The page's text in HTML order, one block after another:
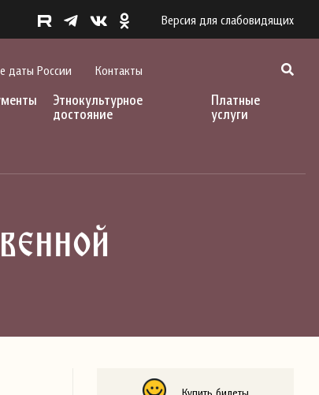
Версия для слабовидящих
даты России Контакты
Этнокультурное
достояние
Платные
услуги
Купить билеты